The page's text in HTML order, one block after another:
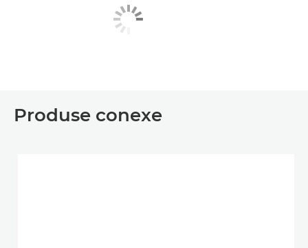
Produse conexe